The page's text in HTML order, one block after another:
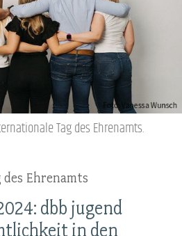
Tag des Ehrenamts.
Ehrenamts
dbb jugend
in den